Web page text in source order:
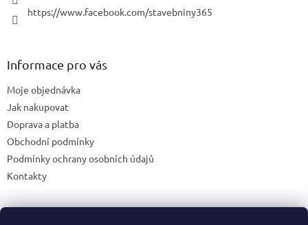
https://www.facebook.com/stavebniny365
Informace pro vás
Moje objednávka
Jak nakupovat
Doprava a platba
Obchodní podmínky
Podmínky ochrany osobních údajů
Kontakty